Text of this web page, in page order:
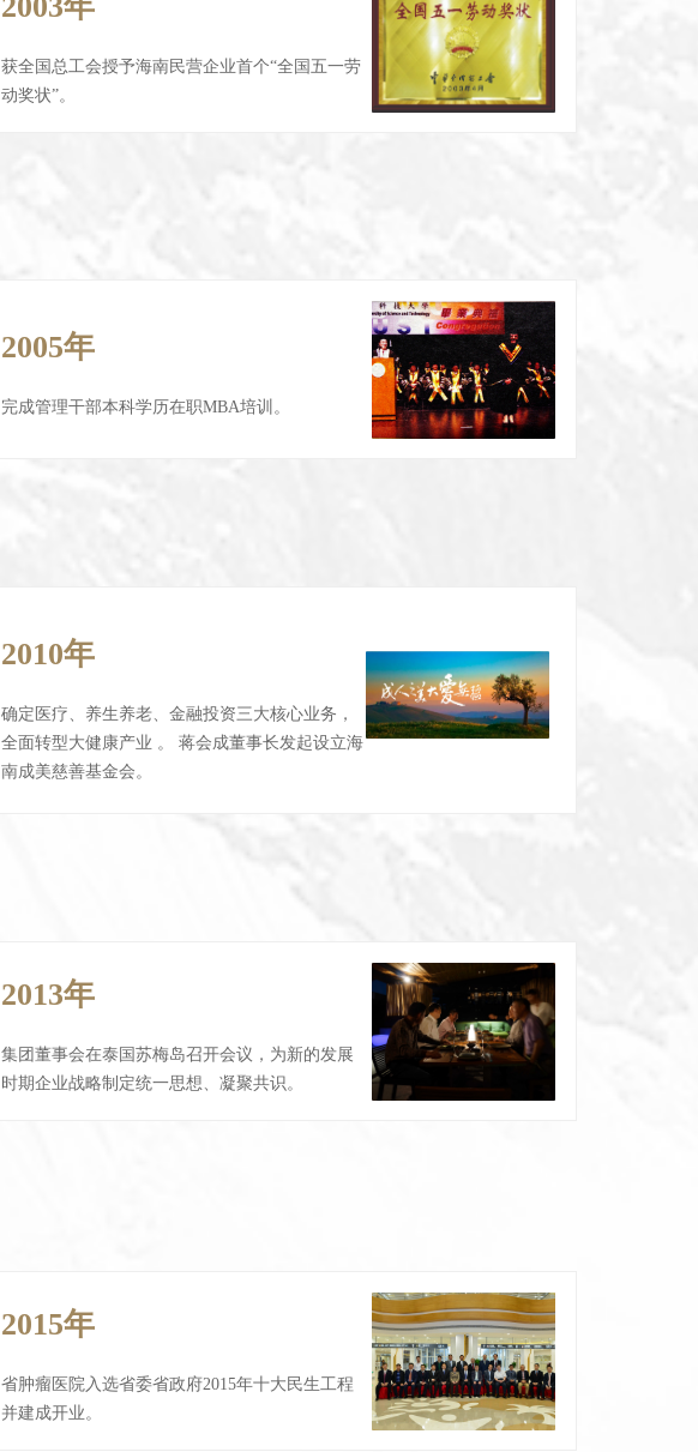
2005年
完成管理干部本科学历在职MBA培训。
2010年
确定医疗、养生养老、金融投资三大核心业务，
全面转型大健康产业 。 蒋会成董事长发起设立海
南成美慈善基金会。
获全国总工会授予海南民营企业首个“全国五一劳
动奖状”。
2013年
集团董事会在泰国苏梅岛召开会议，为新的发展
时期企业战略制定统一思想、凝聚共识。
2015年
省肿瘤医院入选省委省政府2015年十大民生工程
并建成开业。